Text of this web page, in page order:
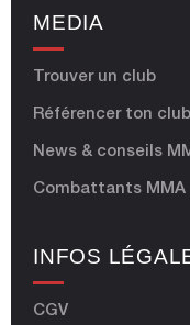
MEDIA
Trouver un club
Référencer ton club
News & conseils
Combattants MMA
INFOS
CGV